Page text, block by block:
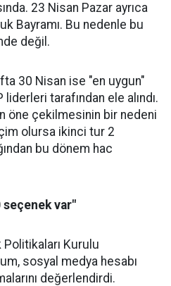
23 Nisan Pazar ayrıca
Bayramı. Bu nedenle bu
değil.
30 Nisan ise "en uygun"
tarafından ele alındı.
öne çekilmesinin bir nedeni
olursa ikinci tur 2
bu dönem hac
seçenek var"
Politikaları Kurulu
sosyal medya hesabı
değerlendirdi.